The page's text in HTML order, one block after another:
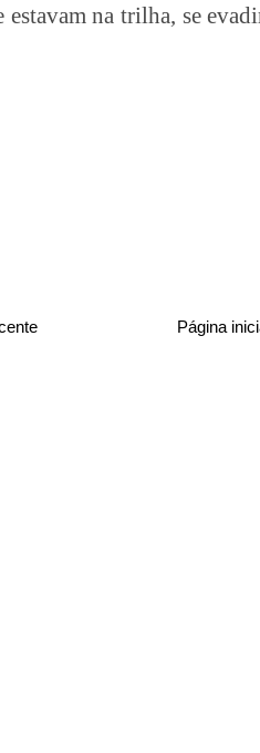
estavam na trilha, se
Página